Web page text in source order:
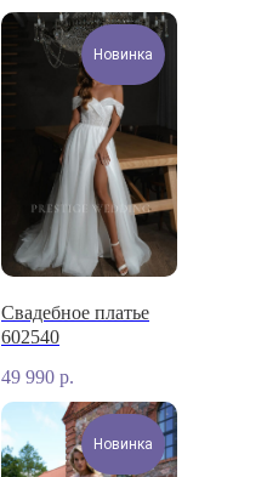
Новинка
Свадебное платье
602540
49 990 р.
Новинка